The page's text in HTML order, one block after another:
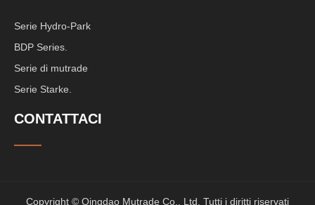
Serie Hydro-Park
BDP Series.
Serie di mutrade
Serie Starke.
CONTATTACI
Copyright © Qingdao Mutrade Co., Ltd. Tutti i diritti riservati